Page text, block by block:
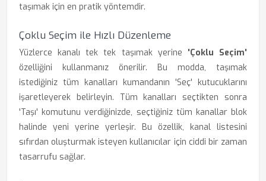
taşımak için en pratik yöntemdir.
Çoklu Seçim ile Hızlı Düzenleme
Yüzlerce kanalı tek tek taşımak yerine 'Çoklu Seçim'
özelliğini kullanmanız önerilir. Bu modda, taşımak
istediğiniz tüm kanalları kumandanın 'Seç' kutucuklarını
işaretleyerek belirleyin. Tüm kanalları seçtikten sonra
'Taşı' komutunu verdiğinizde, seçtiğiniz tüm kanallar blok
halinde yeni yerine yerleşir. Bu özellik, kanal listesini
sıfırdan oluşturmak isteyen kullanıcılar için ciddi bir zaman
tasarrufu sağlar.